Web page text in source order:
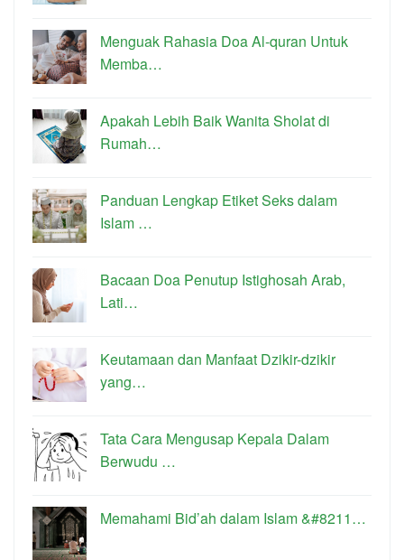
Menguak Rahasia Doa Al-quran Untuk
Memba…
Apakah Lebih Baik Wanita Sholat di
Rumah…
Panduan Lengkap Etiket Seks dalam
Islam …
Bacaan Doa Penutup Istighosah Arab,
Lati…
Keutamaan dan Manfaat Dzikir-dzikir
yang…
Tata Cara Mengusap Kepala Dalam
Berwudu …
Memahami Bid’ah dalam Islam &#8211…